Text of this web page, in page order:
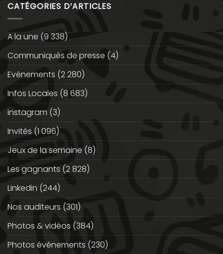
CATÉGORIES D’ARTICLES
A la une (9 338)
Communiqués de presse (4)
Evénements (2 280)
Infos Locales (8 683)
instagram (3)
Invités (1 096)
Jeux de la semaine (8)
Les gagnants (2 828)
Linkedin (244)
Nos auditeurs (301)
Photos & vidéos (384)
Photos événements (230)